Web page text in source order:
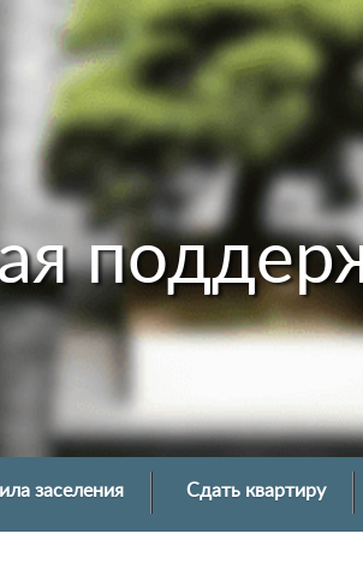
заселения Сдать квартиру